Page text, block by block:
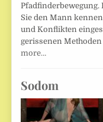
Sie den Mann
und Konflikten
gerissenen
more…
Sodom